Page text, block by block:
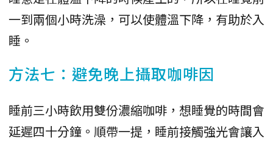
一到兩個小時洗澡，可以使體溫下降，有助於入
睡。
方法七：避免晚上攝取咖啡因
睡前三小時飲用雙份濃縮咖啡，想睡覺的時間會
延遲四十分鐘。順帶一提，睡前接觸強光會讓入